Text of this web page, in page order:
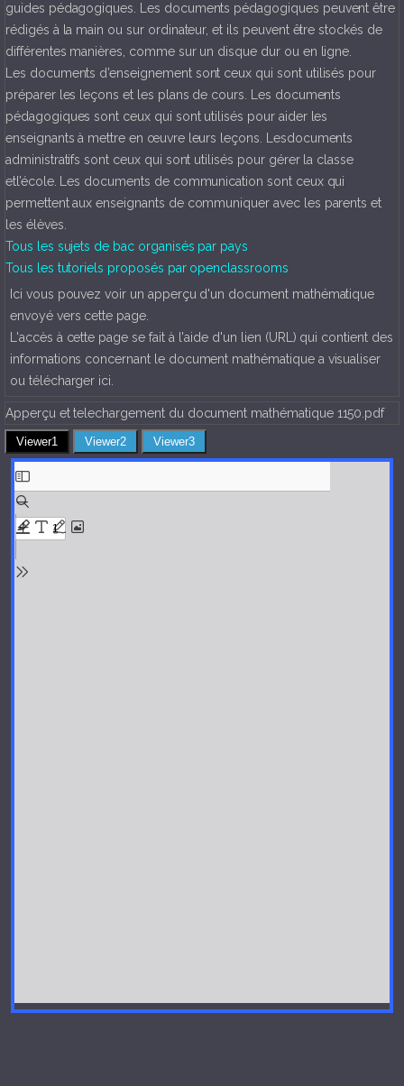
guides pédagogiques. Les documents pédagogiques peuvent être
rédigés à la main ou sur ordinateur, et ils peuvent être stockés de
différentes manières, comme sur un disque dur ou en ligne.
Les documents d’enseignement sont ceux qui sont utilisés pour
préparer les leçons et les plans de cours. Les documents
pédagogiques sont ceux qui sont utilisés pour aider les
enseignants à mettre en œuvre leurs leçons. Lesdocuments
administratifs sont ceux qui sont utilisés pour gérer la classe
etl’école. Les documents de communication sont ceux qui
permettent aux enseignants de communiquer avec les parents et
les élèves.
Tous les sujets de bac organisés par pays
Tous les tutoriels proposés par openclassrooms
Ici vous pouvez voir un apperçu d'un document mathématique
envoyé vers cette page.
L'accès à cette page se fait à l'aide d'un lien (URL) qui contient des
informations concernant le document mathématique a visualiser
ou télécharger ici.
Apperçu et telechargement du document mathématique 1150.pdf